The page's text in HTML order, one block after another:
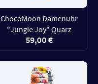
ChocoMoon Damenuhr
"Jungle Joy" Quarz
59,00 €